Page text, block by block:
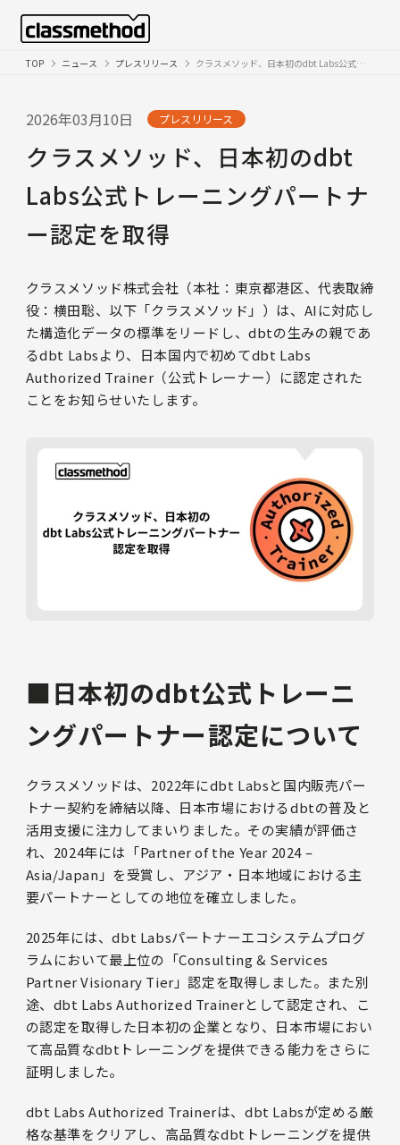
TOP ニュース プレスリリース クラスメソッド、日本初のdbt Labs公式トレーニングパートナー認定を取得
2026年03月10日 プレスリリース
クラスメソッド、日本初のdbt
Labs公式トレーニングパートナ
ー認定を取得
クラスメソッド株式会社（本社：東京都港区、代表取締
役：横田聡、以下「クラスメソッド」）は、AIに対応し
た構造化データの標準をリードし、dbtの生みの親であ
るdbt Labsより、日本国内で初めてdbt Labs
Authorized Trainer（公式トレーナー）に認定された
ことをお知らせいたします。
■日本初のdbt公式トレーニ
ングパートナー認定について
クラスメソッドは、2022年にdbt Labsと国内販売パー
トナー契約を締結以降、日本市場におけるdbtの普及と
活用支援に注力してまいりました。その実績が評価さ
れ、2024年には「Partner of the Year 2024 –
Asia/Japan」を受賞し、アジア・日本地域における主
要パートナーとしての地位を確立しました。
2025年には、dbt Labsパートナーエコシステムプログ
ラムにおいて最上位の「Consulting & Services
Partner Visionary Tier」認定を取得しました。また別
途、dbt Labs Authorized Trainerとして認定され、こ
の認定を取得した日本初の企業となり、日本市場におい
て高品質なdbtトレーニングを提供できる能力をさらに
証明しました。
dbt Labs Authorized Trainerは、dbt Labsが定める厳
格な基準をクリアし、高品質なdbtトレーニングを提供